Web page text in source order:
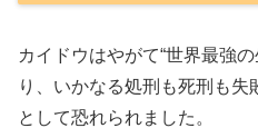
カイドウはやがて“世界最強
り、いかなる処刑も死刑も
として恐れられました。